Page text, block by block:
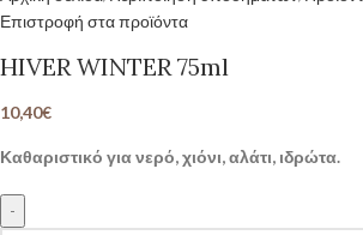
Επιστροφή στα προϊόντα
HIVER WINTER 75ml
10,40€
Καθαριστικό για νερό, χιόνι, αλάτι, ιδρώτα.